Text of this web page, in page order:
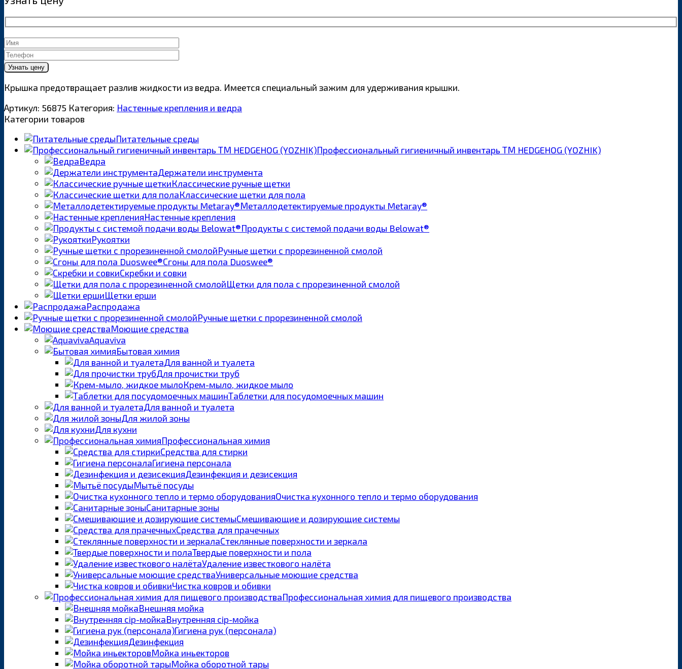
Крышка предотвращает разлив жидкости из ведра. Имеется специальный зажим для удерживания крышки.
Артикул: 56875 Категория: Настенные крепления и ведра
Категории товаров
Питательные среды
Профессиональный гигиеничный инвентарь ТМ HEDGEHOG (YOZHIK)
Ведра
Держатели инструмента
Классические ручные щетки
Классические щетки для пола
Металлодетектируемые продукты Metaray®
Настенные крепления
Продукты с системой подачи воды Belowat®
Рукоятки
Ручные щетки с прорезиненной смолой
Сгоны для пола Duoswee®
Скребки и совки
Щетки для пола с прорезиненной смолой
Щетки ерши
Распродажа
Ручные щетки с прорезиненной смолой
Моющие средства
Aquaviva
Бытовая химия
Для ванной и туалета
Для прочистки труб
Крем-мыло, жидкое мыло
Таблетки для посудомоечных машин
Для ванной и туалета
Для жилой зоны
Для кухни
Профессиональная химия
Средства для стирки
Гигиена персонала
Дезинфекция и дезисекция
Мытьё посуды
Очистка кухонного тепло и термо оборудования
Санитарные зоны
Смешивающие и дозирующие системы
Средства для прачечных
Стеклянные поверхности и зеркала
Твердые поверхности и пола
Удаление известкового налёта
Универсальные моющие средства
Чистка ковров и обивки
Профессиональная химия для пищевого производства
Внешняя мойка
Внутренняя cip-мойка
Гигиена рук (персонала)
Дезинфекция
Мойка иньекторов
Мойка оборотной тары